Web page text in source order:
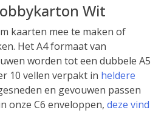
Wit
kaarten mee te maken of
Het A4 formaat van
worden tot een dubbele A5
10 vellen verpakt in heldere
en gevouwen passen
onze C6 enveloppen, deze vind